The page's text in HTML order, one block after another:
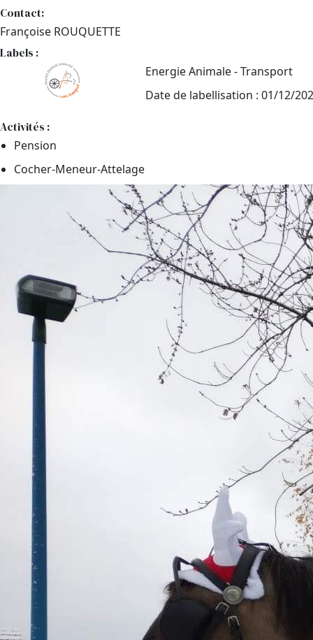
Contact:
Françoise ROUQUETTE
Labels :
Energie Animale - Transport
Date de labellisation : 01/12/
Activités :
Pension
Cocher-Meneur-Attelage